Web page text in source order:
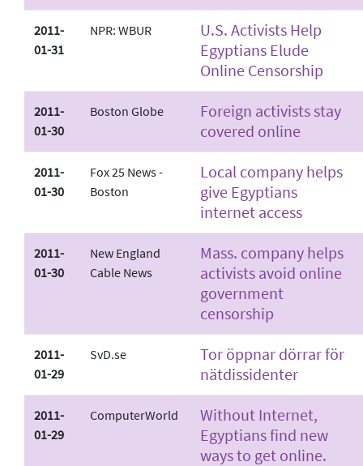
2011-
01-31
NPR: WBUR
U.S. Activists Help
Egyptians Elude
Online Censorship
2011-
01-30
Boston Globe
Foreign activists stay
covered online
2011-
01-30
Fox 25 News -
Boston
Local company helps
give Egyptians
internet access
2011-
01-30
New England
Cable News
Mass. company helps
activists avoid online
government
censorship
2011-
01-29
SvD.se
Tor öppnar dörrar för
nätdissidenter
2011-
01-29
ComputerWorld
Without Internet,
Egyptians find new
ways to get online.